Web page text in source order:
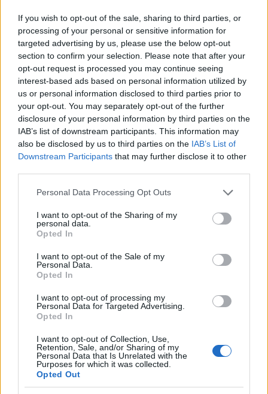
If you wish to opt-out of the sale, sharing to third parties, or
processing of your personal or sensitive information for
targeted advertising by us, please use the below opt-out
section to confirm your selection. Please note that after your
opt-out request is processed you may continue seeing
interest-based ads based on personal information utilized by
us or personal information disclosed to third parties prior to
your opt-out. You may separately opt-out of the further
disclosure of your personal information by third parties on the
IAB’s list of downstream participants. This information may
also be disclosed by us to third parties on the IAB’s List of
Downstream Participants that may further disclose it to other
Please note that this website/app uses one or more Google
not limited to your visit or usage behaviour. You may click to
grant or deny consent to Google and its third-party tags to
use your data for below specified purposes in below Google
consent section.
Personal Data Processing Opt Outs
I want to opt-out of the Sharing of my
personal data.
Opted In
I want to opt-out of the Sale of my
Personal Data.
Opted In
I want to opt-out of processing my
Personal Data for Targeted Advertising.
Opted In
I want to opt-out of Collection, Use,
Retention, Sale, and/or Sharing of my
Personal Data that Is Unrelated with the
Purposes for which it was collected.
Opted Out
πενταετές πρόγραμμα
ενίσχυσης του Τύπου
ξεκίνησε το πρόγραμμα
στήριξης- Κάλυψη
εισφορών ΕΔΟΕΑΠ
IAB Hellas: Νέα Διοικούσα Επιτροπή και νέο Διοικητικό
Συμβούλιο - Πρόεδρος ο Γαληνός Γιαγλής
Νέο Audi A2 e-tron με
στόχο την κορυφή της
αποδοτικότητας
Η Chery επενδύει 75 εκατ.
Το FIAT 500 Hybrid τώρα από 18.990 ευρώ